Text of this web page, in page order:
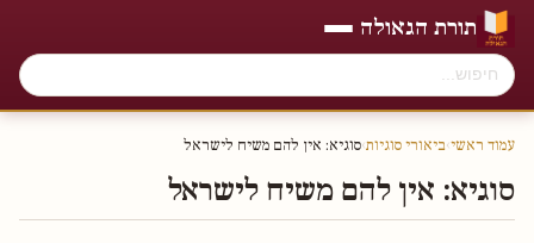
תורת הגאולה
עמוד ראשי›ביאורי סוגיות›סוגיא: אין להם משיח לישראל
סוגיא: אין להם משיח לישראל